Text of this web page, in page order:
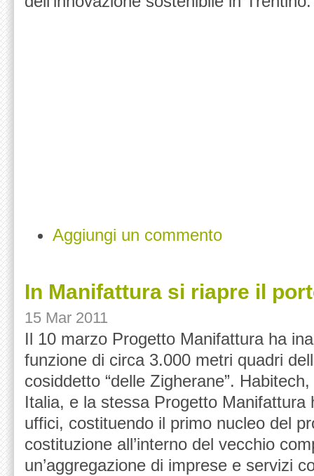
Aggiungi un commento
In Manifattura si riapre il
15 Mar 2011
Il 10 marzo Progetto Manifattura ha
funzione di circa 3.000 metri quadri
cosiddetto “delle Zigherane”.
Italia, e la stessa Progetto Manifattura
uffici, costituendo il primo nucleo del
costituzione all’interno del vecchio
un’aggregazione di imprese e servizi